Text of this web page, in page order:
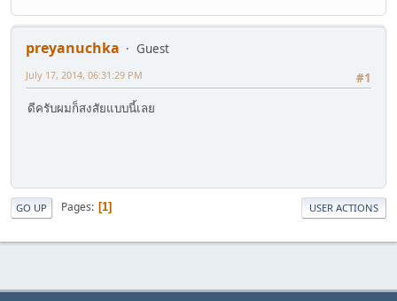
preyanuchka
Guest
#1
July 17, 2014, 06:31:29 PM
ดีครับผมก็สงสัยแบบนี้เลย
GO UP Pages 1 USER ACTIONS